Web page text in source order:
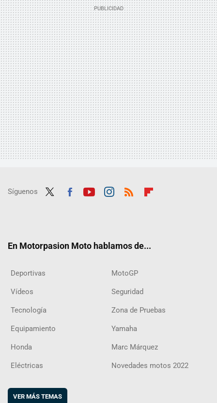
Síguenos
En Motorpasion Moto hablamos de...
Deportivas MotoGP
Vídeos Seguridad
Tecnología Zona de Pruebas
Equipamiento Yamaha
Honda Marc Márquez
Eléctricas Novedades motos 2022
VER MÁS TEMAS